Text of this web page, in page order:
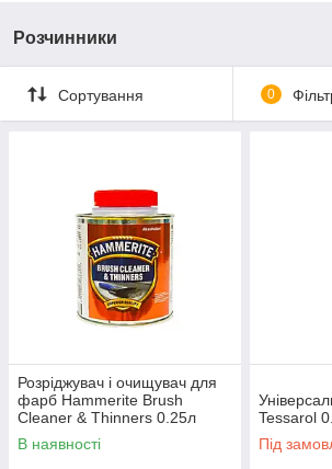
Розчинники
Сортування 0
Розріджувач і очищувач для
фарб Hammerite Brush
Cleaner & Thinners 0.25л
В наявності
Tessarol
Під